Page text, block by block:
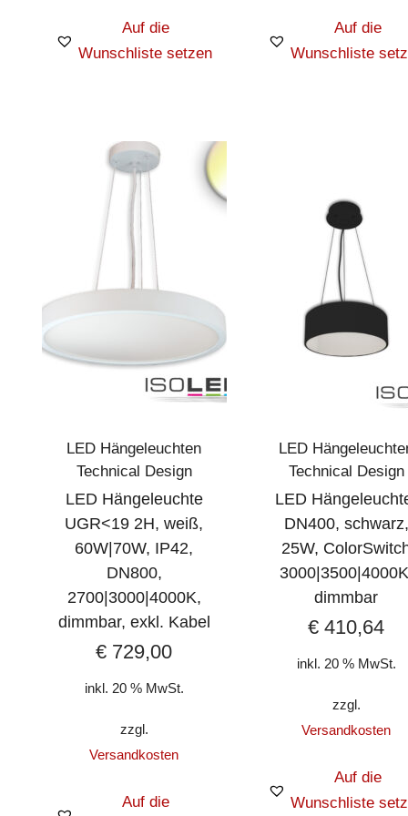
Auf die
Wunschliste setzen
Auf die
Wunschliste
LED Hängeleuchten
Technical Design
LED Hängeleuchte
UGR<19 2H, weiß,
60W|70W, IP42,
DN800,
2700|3000|4000K,
dimmbar, exkl. Kabel
€ 729,00
inkl. 20 % MwSt.
zzgl.
Versandkosten
Auf die
LED
Technical Design
LED
DN400, schwarz,
25W,
dimmbar
€ 410,64
inkl. 20 % MwSt.
zzgl.
Versandkosten
Auf die
Wunschliste